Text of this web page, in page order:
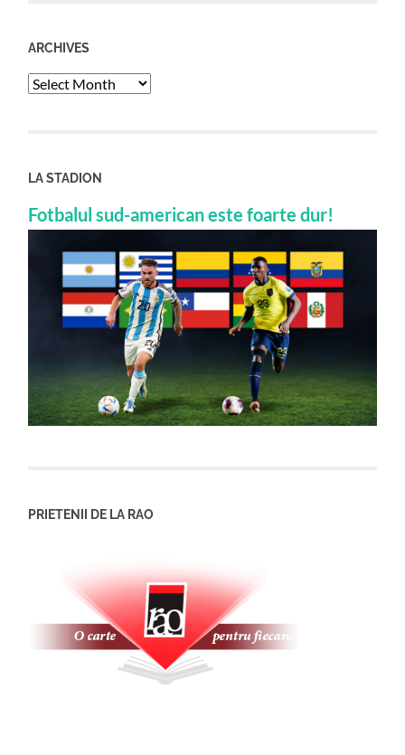
ARCHIVES
Archives
LA STADION
Fotbalul sud-american este foarte dur!
PRIETENII DE LA RAO